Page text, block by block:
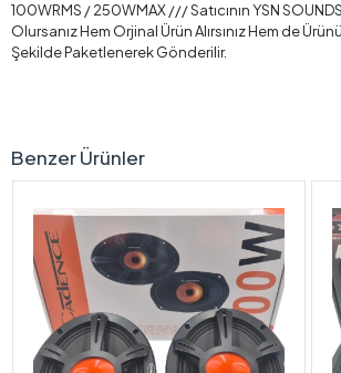
100WRMS / 250WMAX ///Satıcının YSN
Olursanız Hem Orjinal Ürün Alırsınız Hem de
Şekilde Paketlenerek Gönderilir.
Benzer Ürünler